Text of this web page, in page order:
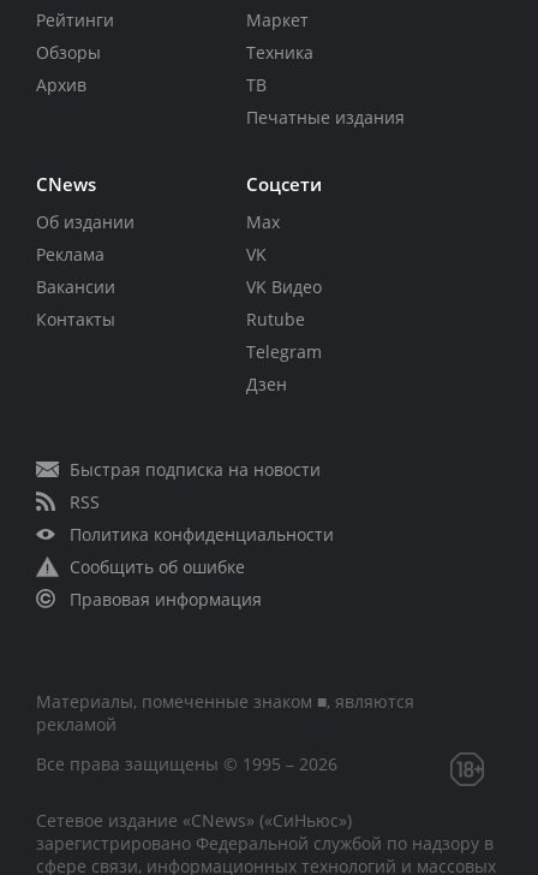
Рейтинги
Обзоры
Архив
Маркет
Техника
ТВ
Печатные издания
CNews
Об издании
Реклама
Вакансии
Контакты
Соцсети
Max
VK
VK Видео
Rutube
Telegram
Дзен
Быстрая подписка на новости
RSS
Политика конфиденциальности
Сообщить об ошибке
Правовая информация
Материалы, помеченные знаком ■, являются
рекламой
Все права защищены © 1995 – 2026
Сетевое издание «CNews» («СиНьюс»)
зарегистрировано Федеральной службой по надзору в
сфере связи, информационных технологий и массовых